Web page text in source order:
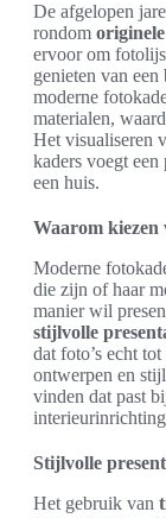
De afgelopen
rondom
ervoor om
genieten van
moderne
materialen,
Het visualiseren
kaders voegt
een huis.
Waarom kiezen
Moderne
die zijn of haar
manier wil
stijlvolle
dat foto’s echt
ontwerpen en
vinden dat past
Stijlvolle
Het gebruik van